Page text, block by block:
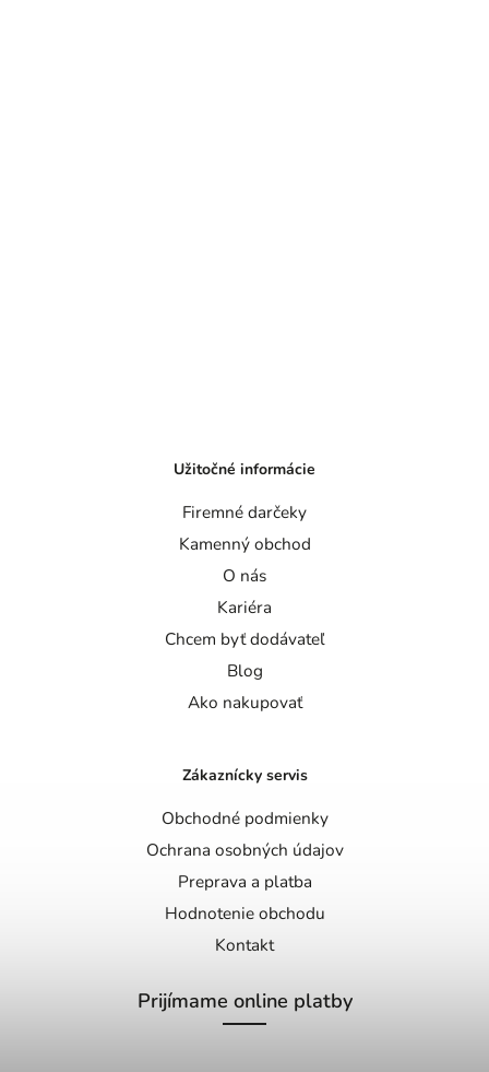
Užitočné informácie
Firemné darčeky
Kamenný obchod
O nás
Kariéra
Chcem byť dodávateľ
Blog
Ako nakupovať
Zákaznícky servis
Obchodné podmienky
Ochrana osobných údajov
Preprava a platba
Hodnotenie obchodu
Kontakt
Prijímame online platby